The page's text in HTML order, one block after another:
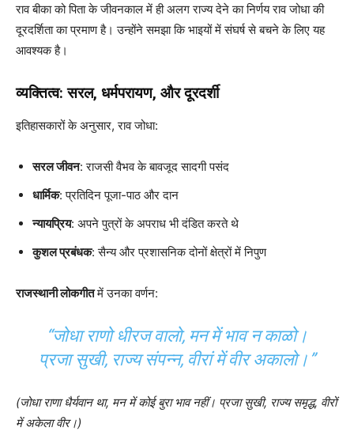
राव बीका को पिता के जीवनकाल में ही अलग राज्य देने का निर्णय राव जोधा की
दूरदर्शिता का प्रमाण है। उन्होंने समझा कि भाइयों में संघर्ष से बचने के लिए यह
आवश्यक है।
व्यक्तित्व: सरल, धर्मपरायण, और दूरदर्शी
इतिहासकारों के अनुसार, राव जोधा:
सरल जीवन: राजसी वैभव के बावजूद सादगी पसंद
धार्मिक: प्रतिदिन पूजा-पाठ और दान
न्यायप्रिय: अपने पुत्रों के अपराध भी दंडित करते थे
कुशल प्रबंधक: सैन्य और प्रशासनिक दोनों क्षेत्रों में निपुण
राजस्थानी लोकगीतमें उनका वर्णन:
“जोधा राणो धीरज वालो, मन में भाव न काळो।
प्रजा सुखी, राज्य संपन्न, वीरां में वीर अकालो।”
(जोधा राणा धैर्यवान था, मन में कोई बुरा भाव नहीं। प्रजा सुखी, राज्य समृद्ध, वीरों
में अकेला वीर।)